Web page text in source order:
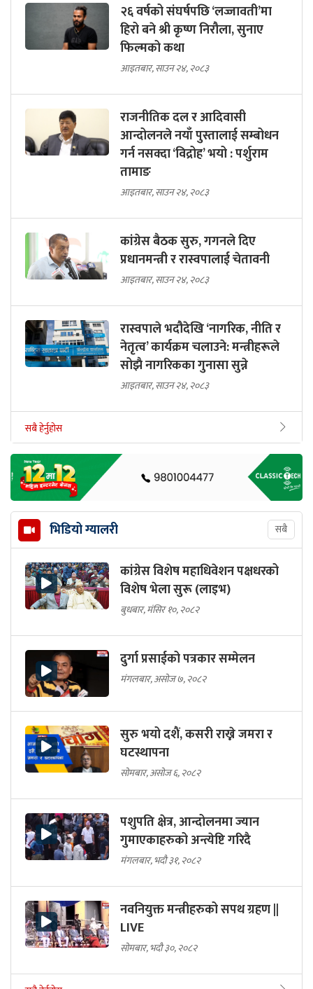
२६ वर्षको संघर्षपछि ‘लज्जावती’मा
हिरो बने श्री कृष्ण निरौला, सुनाए
फिल्मको कथा
आइतबार, साउन २४, २०८३
राजनीतिक दल र आदिवासी
आन्दोलनले नयाँ पुस्तालाई सम्बोधन
गर्न नसक्दा ‘विद्रोह’ भयो : पर्शुराम
तामाङ
आइतबार, साउन २४, २०८३
कांग्रेस बैठक सुरु, गगनले दिए
प्रधानमन्त्री र रास्वपालाई चेतावनी
आइतबार, साउन २४, २०८३
रास्वपाले भदौदेखि ‘नागरिक, नीति र
नेतृत्व’ कार्यक्रम चलाउने: मन्त्रीहरूले
सोझै नागरिकका गुनासा सुन्ने
आइतबार, साउन २४, २०८३
सबै हेर्नुहोस
भिडियो ग्यालरी सबै
कांग्रेस विशेष महाधिवेशन पक्षधरको
विशेष भेला सुरू (लाइभ)
बुधबार, मंसिर १०, २०८२
दुर्गा प्रसाईको पत्रकार सम्मेलन
मंगलबार, असोज ७, २०८२
सुरु भयो दशैं, कसरी राख्ने जमरा र
घटस्थापना
सोमबार, असोज ६, २०८२
पशुपति क्षेत्र, आन्दोलनमा ज्यान
गुमाएकाहरुको अन्त्येष्टि गरिदै
मंगलबार, भदौ ३१, २०८२
नवनियुक्त मन्त्रीहरुको सपथ ग्रहण ||
LIVE
सोमबार, भदौ ३०, २०८२